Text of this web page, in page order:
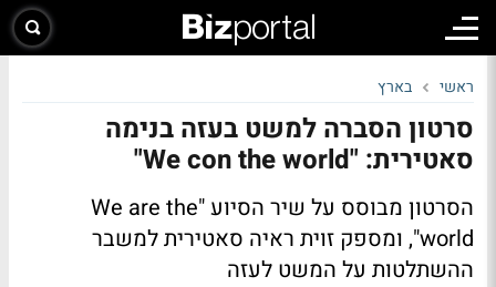
ראשי בארץ
סרטון הסברה למשט בעזה בנימה
סאטירית: "We con the world"
הסרטון מבוסס על שיר הסיוע "We are the
world", ומספק זוית ראיה סאטירית למשבר
ההשתלטות על המשט לעזה